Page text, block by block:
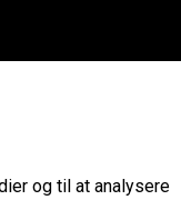
og til at analysere